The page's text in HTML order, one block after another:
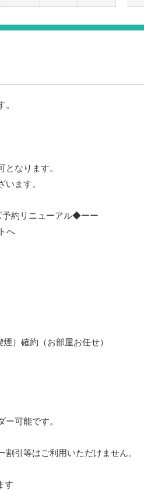
なります。
ます。
約リニューアル◆ーー
へ
）確約（お部屋お任せ）
可能です。
引等はご利用いただけません。
す